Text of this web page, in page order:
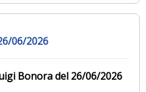
06/2026
Bonora del 26/06/2026